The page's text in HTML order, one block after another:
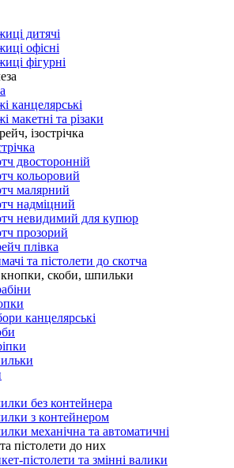
дитячі
офісні
фігурні
канцелярські
макетні та різаки
ізострічка
двосторонній
кольоровий
малярний
надміцний
невидимий для купюр
прозорий
плівка
та пістолети до скотча
скоби, шпильки
канцелярські
без контейнера
з контейнером
механічна та автоматичні
пістолети до них
пістолети та змінні валики